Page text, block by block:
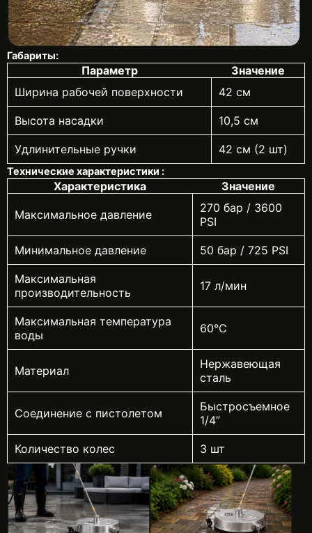
Габариты:
Параметр
Значение
Ширина рабочей поверхности
42 см
Высота насадки 10,5 см
Удлинительные ручки 42 см (2 шт)
Технические характеристики :
Характеристика Значение
Максимальное давление
270 бар / 3600
PSI
Минимальное давление 50 бар / 725 PSI
Максимальная
производительность
17 л/мин
Максимальная температура
воды
60°C
Материал
Нержавеющая
сталь
Соединение с пистолетом
Быстросъемное
1/4”
Количество колес 3 шт